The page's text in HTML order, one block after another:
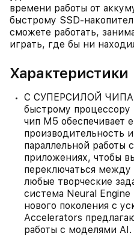
времени работы от
быстрому
сможете работать,
играть, где бы ни
Характеристики
C СУПЕРСИЛОЙ ЧИПА
быстрому
чип M5 обеспечивает
производительность
параллельной работы
приложениях, чтобы
переключаться
любые творческие
система Neural
нового поколения с
Accelerators
работы с моделями AI.